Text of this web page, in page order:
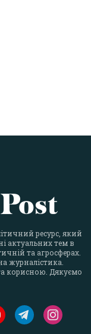
ресурс, який
актуальних тем в
та агросферах.
журналістика.
корисною. Дякуємо